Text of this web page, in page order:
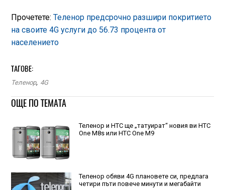
Прочетете: Теленор предсрочно разшири покритието
на своите 4G услуги до 56.73 процента от
населението
ТАГОВЕ:
Теленор, 4G
ОЩЕ ПО ТЕМАТА
Теленор и HTC ще „татуират“ новия ви HTC
One M8s или HTC One M9
Теленор обяви 4G плановете си, предлага
четири пъти повече минути и мегабайти